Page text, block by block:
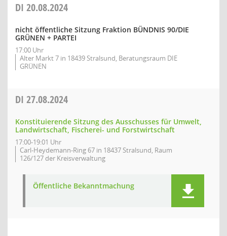
DI 20.08.2024
nicht öffentliche Sitzung Fraktion BÜNDNIS 90/DIE
GRÜNEN + PARTEI
17:00 Uhr
Alter Markt 7 in 18439 Stralsund, Beratungsraum DIE
GRÜNEN
DI 27.08.2024
Konstituierende Sitzung des Ausschusses für Umwelt,
Landwirtschaft, Fischerei- und Forstwirtschaft
17:00-19:01 Uhr
Carl-Heydemann-Ring 67 in 18437 Stralsund, Raum
126/127 der Kreisverwaltung
Öffentliche Bekanntmachung